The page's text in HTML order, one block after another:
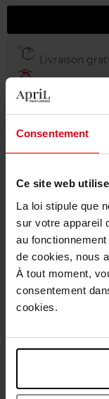
Consentement
Ce site web
La loi stipule que
sur votre appareil
au
de cookies, nous
À tout moment,
consentement
cookies.
Livraison
Description
Avis client